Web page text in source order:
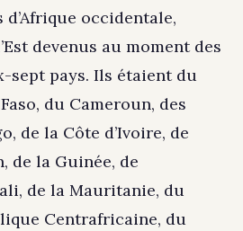
occidentale,
devenus au moment des
sept pays. Ils étaient du
du Cameroun, des
de la Côte d’Ivoire, de
de la Guinée, de
de la Mauritanie, du
Centrafricaine, du